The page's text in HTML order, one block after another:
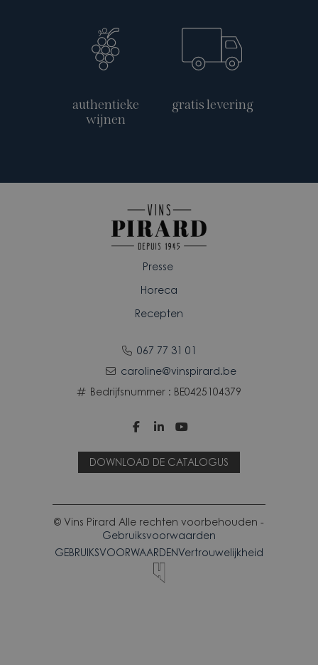
authentieke
wijnen
gratis levering
067 77 31 01
caroline@vinspirard.be
Bedrijfsnummer : BE0425104379
Presse
Horeca
Recepten
  
DOWNLOAD DE CATALOGUS
© Vins Pirard Alle rechten voorbehouden -
Gebruiksvoorwaarden
GEBRUIKSVOORWAARDENVertrouwelijkheid